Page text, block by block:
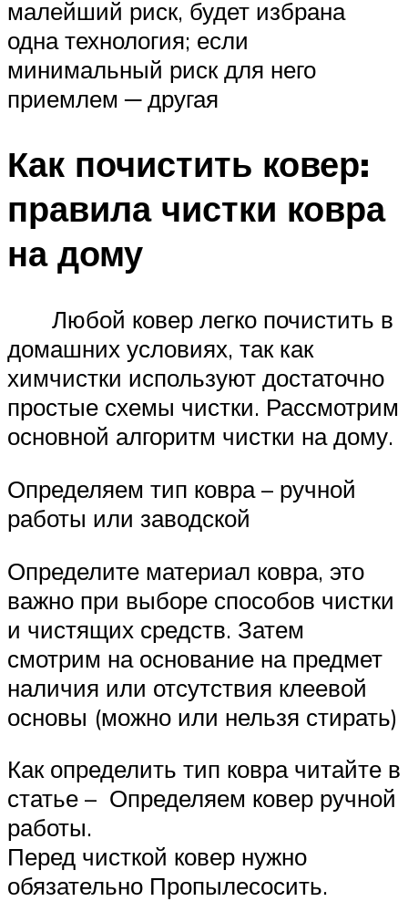
малейший риск, будет избрана
одна технология; если
минимальный риск для него
приемлем ─ другая
Как почистить ковер:
правила чистки ковра
на дому
Любой ковер легко почистить в
домашних условиях, так как
химчистки используют достаточно
простые схемы чистки. Рассмотрим
основной алгоритм чистки на дому.
Определяем тип ковра – ручной
работы или заводской
Определите материал ковра, это
важно при выборе способов чистки
и чистящих средств. Затем
смотрим на основание на предмет
наличия или отсутствия клеевой
основы (можно или нельзя стирать)
Как определить тип ковра читайте в
статье – Определяем ковер ручной
работы.
Перед чисткой ковер нужно
обязательно Пропылесосить.